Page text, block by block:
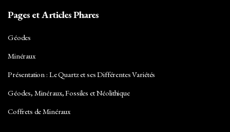
Pages et Articles Phares
Géodes
Minéraux
Présentation : Le Quartz et ses Différentes Variétés
Géodes, Minéraux, Fossiles et Néolithique
Coffrets de Minéraux